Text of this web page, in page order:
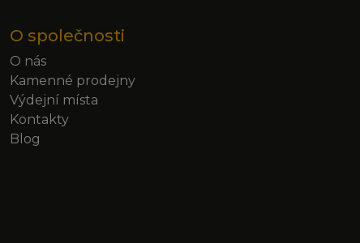
O společnosti
O nás
Kamenné prodejny
Výdejní místa
Kontakty
Blog